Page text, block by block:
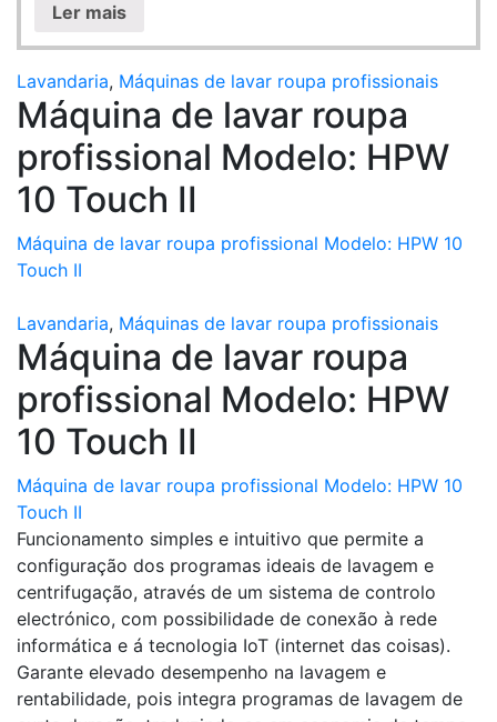
Ler mais
Lavandaria, Máquinas de lavar roupa profissionais
Máquina de lavar roupa
profissional Modelo: HPW
10 Touch II
Máquina de lavar roupa profissional Modelo: HPW 10
Touch II
Lavandaria, Máquinas de lavar roupa profissionais
Máquina de lavar roupa
profissional Modelo: HPW
10 Touch II
Máquina de lavar roupa profissional Modelo: HPW 10
Touch II
Funcionamento simples e intuitivo que permite a
configuração dos programas ideais de lavagem e
centrifugação, através de um sistema de controlo
electrónico, com possibilidade de conexão à rede
informática e á tecnologia IoT (internet das coisas).
Garante elevado desempenho na lavagem e
rentabilidade, pois integra programas de lavagem de